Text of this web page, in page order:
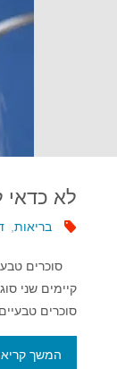
לא כדאי
בריאות
סוכרים
קיימים שני
סוכרים
המשך